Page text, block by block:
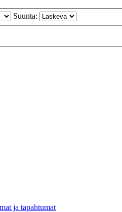
Suunta:
ja tapahtumat